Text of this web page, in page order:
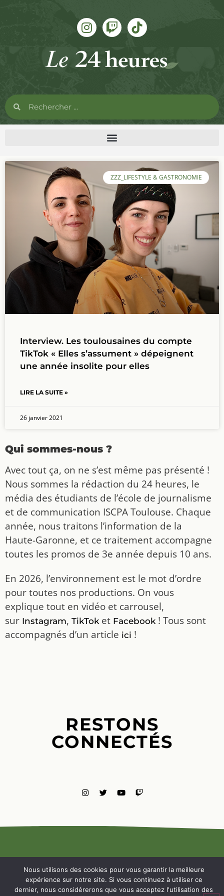
ZZZ_LIFESTYLE & GASTRONOMIE
Interview. Les toulousaines du compte
TikTok « Elles s’assument » dépeignent
une année insolite pour elles
LIRE LA SUITE »
26 janvier 2021
Qui sommes-nous ?
Avec tout ça, on ne s’est même pas présenté !
Nous sommes la rédaction du 24 heures, le
média des étudiants de l’école de journalisme
et de communication ISCPA Toulouse. Chaque
année, nous traitons l’information de la
Haute-Garonne, et ce traitement accompagne
toutes les promos de 3e année depuis 10 ans.
En 2026, l’environnement est le mot d’ordre
pour toutes nos productions. On vous
explique tout en vidéo et carrousel,
sur Instagram, TikToket Facebook! Tous sont
accompagnés d’un article ici !
RESTONS
CONNECTÉS
MENTIONS
LÉGALES
NOUS
Nous utilisons des cookies pour vous garantir la meilleure
expérience sur notre site. Si vous continuez à utiliser ce
dernier, nous considérerons que vous acceptez l'utilisation des